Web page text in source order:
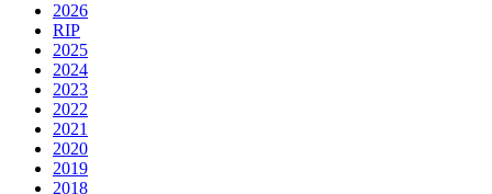
2026
RIP
2025
2024
2023
2022
2021
2020
2019
2018